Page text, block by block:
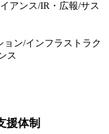
アンス/IR・広報/サス
ョン/インフラストラク
ス
援体制